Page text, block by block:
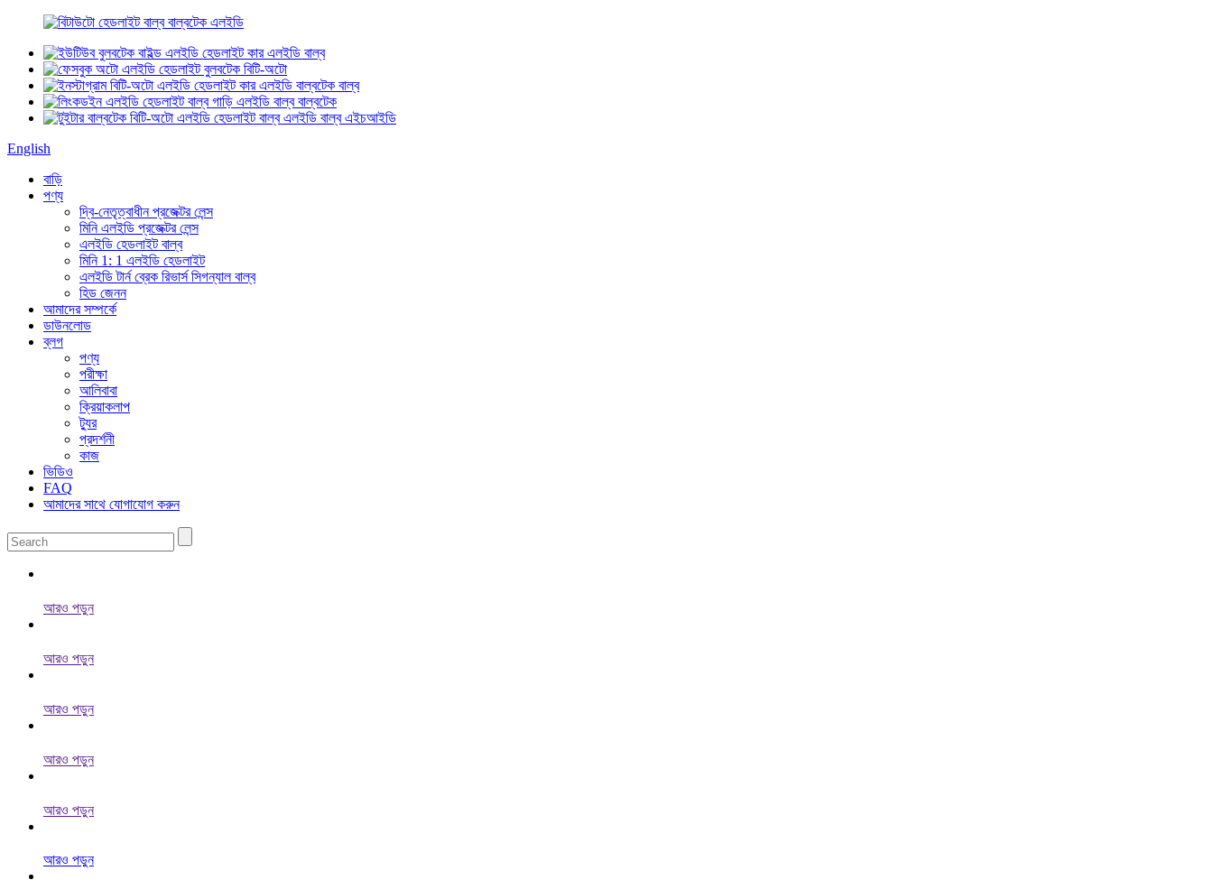
English
বাড়ি
পণ্য
দ্বি-নেতৃত্বাধীন প্রজেক্টর লেন্স
মিনি এলইডি প্রজেক্টর লেন্স
এলইডি হেডলাইট বাল্ব
মিনি 1: 1 এলইডি হেডলাইট
এলইডি টার্ন ব্রেক রিভার্স সিগন্যাল বাল্ব
হিড জেনন
আমাদের সম্পর্কে
ডাউনলোড
ব্লগ
পণ্য
পরীক্ষা
আলিবাবা
ক্রিয়াকলাপ
ট্যুর
প্রদর্শনী
কাজ
ভিডিও
FAQ
আমাদের সাথে যোগাযোগ করুন
আরও পড়ুন
আরও পড়ুন
আরও পড়ুন
আরও পড়ুন
আরও পড়ুন
আরও পড়ুন